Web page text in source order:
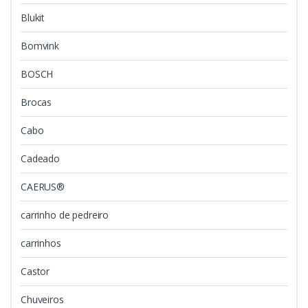
Blukit
Bomvink
BOSCH
Brocas
Cabo
Cadeado
CAERUS®
carrinho de pedreiro
carrinhos
Castor
Chuveiros